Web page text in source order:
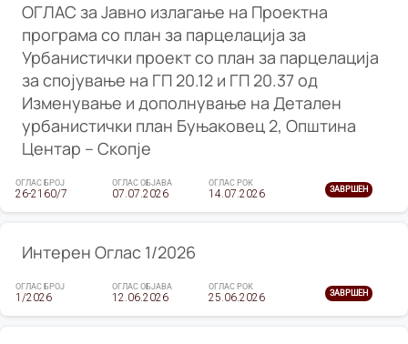
ОГЛАС за Јавно излагање на Проектна
програма со план за парцелација за
Урбанистички проект со план за парцелација
за спојување на ГП 20.12 и ГП 20.37 од
Изменување и дополнување на Детален
урбанистички план Буњаковец 2, Општина
Центар – Скопје
ОГЛАС БРОЈ
26-2160/7
ОГЛАС ОБЈАВА
07.07.2026
ОГЛАС РОК
14.07.2026 ЗАВРШЕН
Интерен Оглас 1/2026
ОГЛАС БРОЈ
1/2026
ОГЛАС ОБЈАВА
12.06.2026
ОГЛАС РОК
25.06.2026 ЗАВРШЕН